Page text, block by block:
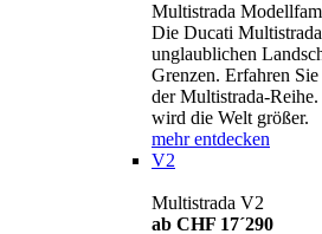
Multistrada
Die Ducati
unglaublichen
Grenzen. Erfahren
der Multistrada-
wird die Welt größer.
mehr entdecken
V2
Multistrada V2
ab CHF 17´290